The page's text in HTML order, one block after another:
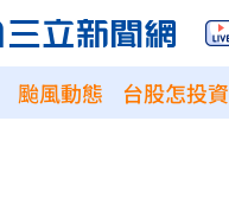
颱風動態 台股怎投資